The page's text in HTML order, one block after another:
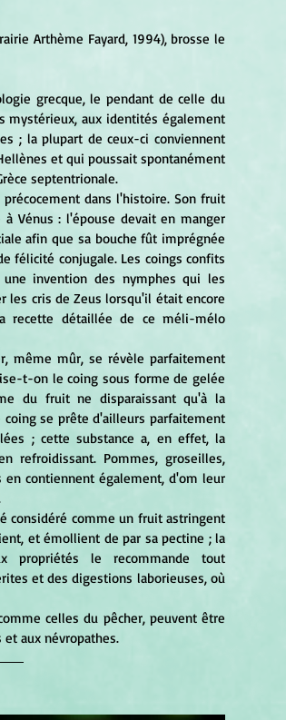
Arthème Fayard, 1994), brosse le
mystérieux, aux identités également
; la plupart de ceux-ci conviennent
et qui poussait spontanément
septentrionale.
à Vénus : l'épouse devait en manger
afin que sa bouche fût imprégnée
félicité conjugale. Les coings confits
invention des nymphes qui les
les cris de Zeus lorsqu'il était encore
recette détaillée de ce méli-mélo
t-on le coing sous forme de gelée
du fruit ne disparaissant qu'à la
coing se prête d'ailleurs parfaitement
; cette substance a, en effet, la
refroidissant. Pommes, groseilles,
en contiennent également, d'om leur
et émollient de par sa pectine ; la
propriétés le recommande tout
et des digestions laborieuses, où
aux névropathes.